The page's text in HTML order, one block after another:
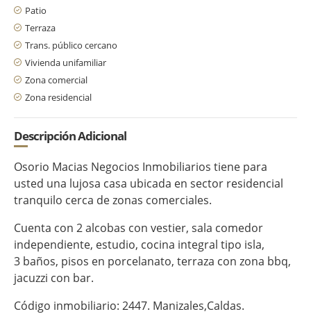
Patio
Terraza
Trans. público cercano
Vivienda unifamiliar
Zona comercial
Zona residencial
Descripción Adicional
Osorio Macias Negocios Inmobiliarios tiene para
usted una lujosa casa ubicada en sector residencial
tranquilo cerca de zonas comerciales.
Cuenta con 2 alcobas con vestier, sala comedor
independiente, estudio, cocina integral tipo isla,
3 baños, pisos en porcelanato, terraza con zona bbq,
jacuzzi con bar.
Código inmobiliario: 2447. Manizales,Caldas.